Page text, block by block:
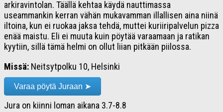
arkiravintolan. Täällä kehtaa käydä nauttimassa
useammankin kerran vähän mukavamman illallisen aina niinä
iltoina, kun ei ruokaa jaksa tehdä, muttei kuriiripalvelun pizza
enää maistu. Eli ei muuta kuin pöytää varaamaan ja ratikan
kyytiin, sillä tämä helmi on ollut liian pitkään piilossa.
Missä: Neitsytpolku 10, Helsinki
Varaa pöytä Juraan ➤
Jura on kiinni loman aikana 3.7-8.8